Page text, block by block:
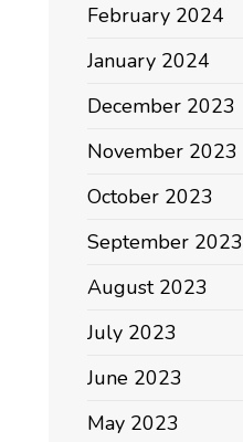
February 2024
January 2024
December 2023
November 2023
October 2023
September 2023
August 2023
July 2023
June 2023
May 2023